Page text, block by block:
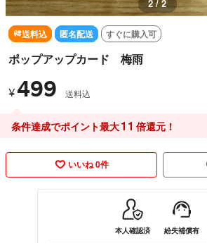
2 / 2
送料込 匿名配送 すぐに購入可
ポップアップカード 梅雨
¥499 送料込
条件達成でポイント最大11 倍還元！
いいね 0件
本人確認済 紛失補償有